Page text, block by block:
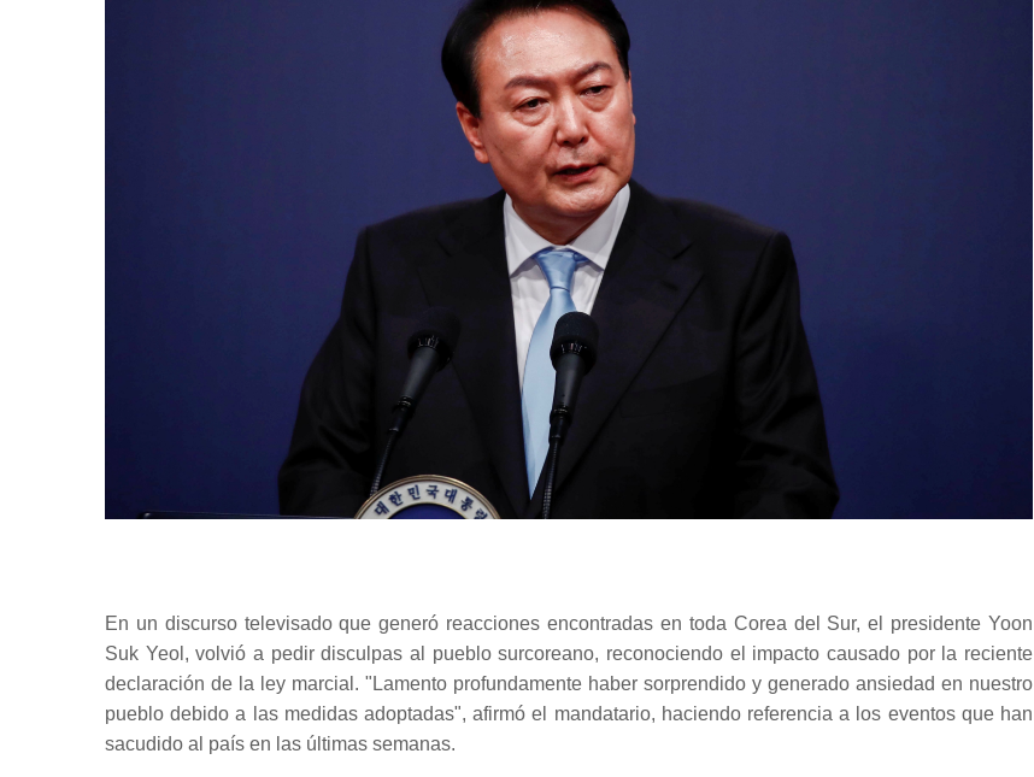
En un discurso televisado que generó reacciones encontradas en toda Corea del Sur, el presidente Yoon
Suk Yeol, volvió a pedir disculpas al pueblo surcoreano, reconociendo el impacto causado por la reciente
declaración de la ley marcial. "Lamento profundamente haber sorprendido y generado ansiedad en nuestro
pueblo debido a las medidas adoptadas", afirmó el mandatario, haciendo referencia a los eventos que han
sacudido al país en las últimas semanas.